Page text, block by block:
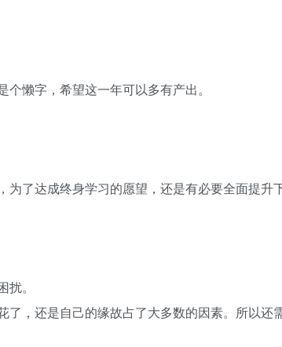
懒字，希望这一年可以多有产出。
为了达成终身学习的愿望，还是有必要全面提升
。
，还是自己的缘故占了大多数的因素。所以还